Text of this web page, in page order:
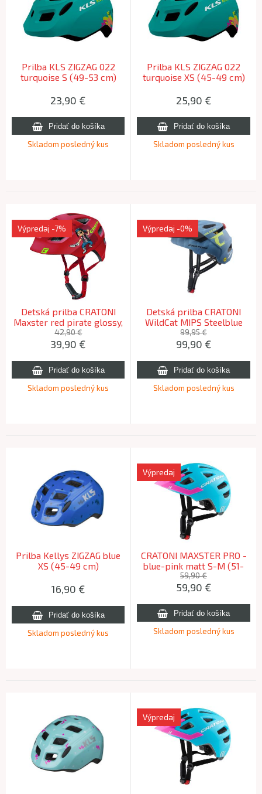
Prilba KLS ZIGZAG 022
turquoise S (49-53 cm)
23,90 €
Skladom posledný kus
Prilba KLS ZIGZAG 022
turquoise XS (45-49 cm)
25,90 €
Skladom posledný kus
Detská prilba CRATONI
Maxster red pirate glossy,
S-M (51-56cm)
Výpredaj -7%
42,90 €
39,90 €
Skladom posledný kus
Detská prilba CRATONI
WildCat MIPS Steelblue
Matt - S/M (49-56cm)
2025
Výpredaj -0%
99,95 €
99,90 €
Skladom posledný kus
Prilba Kellys ZIGZAG blue
XS (45-49 cm)
16,90 €
Skladom posledný kus
CRATONI MAXSTER PRO -
blue-pink matt S-M (51-
56cm)
Výpredaj
59,90 €
59,90 €
Skladom posledný kus
Výpredaj